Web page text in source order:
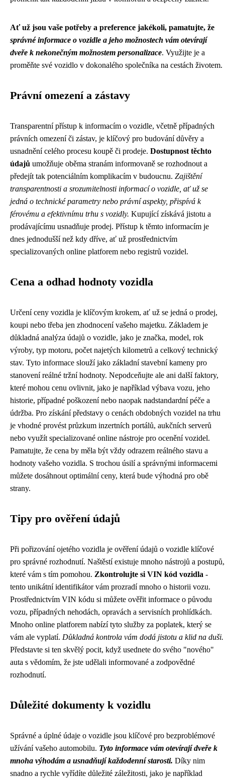
Ať už jsou vaše potřeby a preference jakékoli, pamatujte, že
správné informace o vozidle a jeho možnostech vám otevírají
dveře k nekonečným možnostem personalizace. Využijte je a
proměňte své vozidlo v dokonalého společníka na cestách životem.
Právní omezení a zástavy
Transparentní přístup k informacím o vozidle, včetně případných
právních omezení či zástav, je klíčový pro budování důvěry a
usnadnění celého procesu koupě či prodeje. Dostupnost těchto
údajů umožňuje oběma stranám informovaně se rozhodnout a
předejít tak potenciálním komplikacím v budoucnu. Zajištění
transparentnosti a srozumitelnosti informací o vozidle, ať už se
jedná o technické parametry nebo právní aspekty, přispívá k
férovému a efektivnímu trhu s vozidly. Kupující získává jistotu a
prodávajícímu usnadňuje prodej. Přístup k těmto informacím je
dnes jednodušší než kdy dříve, ať už prostřednictvím
specializovaných online platforem nebo registrů vozidel.
Cena a odhad hodnoty vozidla
Určení ceny vozidla je klíčovým krokem, ať už se jedná o prodej,
koupi nebo třeba jen zhodnocení vašeho majetku. Základem je
důkladná analýza údajů o vozidle, jako je značka, model, rok
výroby, typ motoru, počet najetých kilometrů a celkový technický
stav. Tyto informace slouží jako základní stavební kameny pro
stanovení reálné tržní hodnoty. Nepodceňujte ale ani další faktory,
které mohou cenu ovlivnit, jako je například výbava vozu, jeho
historie, případné poškození nebo naopak nadstandardní péče a
údržba. Pro získání představy o cenách obdobných vozidel na trhu
je vhodné provést průzkum inzertních portálů, aukčních serverů
nebo využít specializované online nástroje pro ocenění vozidel.
Pamatujte, že cena by měla být vždy odrazem reálného stavu a
hodnoty vašeho vozidla. S trochou úsilí a správnými informacemi
můžete dosáhnout optimální ceny, která bude výhodná pro obě
strany.
Tipy pro ověření údajů
Při pořizování ojetého vozidla je ověření údajů o vozidle klíčové
pro správné rozhodnutí. Naštěstí existuje mnoho nástrojů a postupů,
které vám s tím pomohou. Zkontrolujte si VIN kód vozidla -
tento unikátní identifikátor vám prozradí mnoho o historii vozu.
Prostřednictvím VIN kódu si můžete ověřit informace o původu
vozu, případných nehodách, opravách a servisních prohlídkách.
Mnoho online platforem nabízí tyto služby za poplatek, který se
vám ale vyplatí. Důkladná kontrola vám dodá jistotu a klid na duši.
Představte si ten skvělý pocit, když usednete do svého "nového"
auta s vědomím, že jste udělali informované a zodpovědné
rozhodnutí.
Důležité dokumenty k vozidlu
Správné a úplné údaje o vozidle jsou klíčové pro bezproblémové
užívání vašeho automobilu. Tyto informace vám otevírají dveře k
mnoha výhodám a usnadňují každodenní starosti. Díky nim
snadno a rychle vyřídíte důležité záležitosti, jako je například